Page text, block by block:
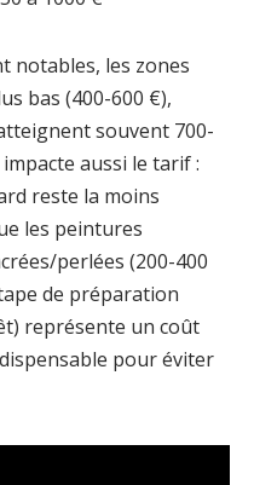
notables, les zones
bas (400-600 €),
souvent 700-
aussi le tarif :
reste la moins
les peintures
perlées (200-400
de préparation
représente un coût
pour éviter